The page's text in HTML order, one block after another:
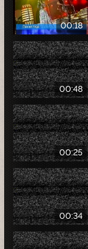
00:18
00:48
00:25
00:34